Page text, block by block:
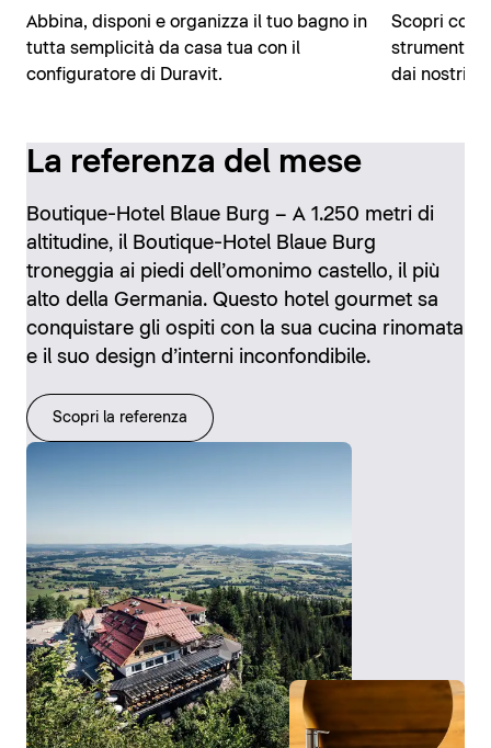
Abbina, disponi e organizza il tuo bagno in
tutta semplicità da casa tua con il
configuratore di Duravit.
Scopri
strumenti
dai nostri
La referenza del mese
Boutique-Hotel Blaue Burg – A 1.250 metri di
altitudine, il Boutique-Hotel Blaue Burg
troneggia ai piedi dell’omonimo castello, il più
alto della Germania. Questo hotel gourmet sa
conquistare gli ospiti con la sua cucina rinomata
e il suo design d’interni inconfondibile.
Scopri la referenza